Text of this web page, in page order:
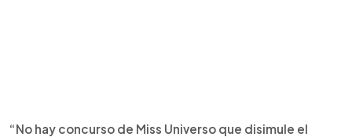
“No hay concurso de Miss Universo que disimule el